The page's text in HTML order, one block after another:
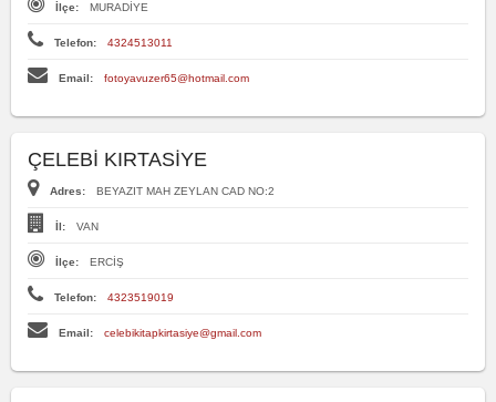
İlçe: MURADİYE
Telefon: 4324513011
Email: fotoyavuzer65@hotmail.com
ÇELEBİ KIRTASİYE
Adres: BEYAZIT MAH ZEYLAN CAD NO:2
İl: VAN
İlçe: ERCİŞ
Telefon: 4323519019
Email: celebikitapkirtasiye@gmail.com